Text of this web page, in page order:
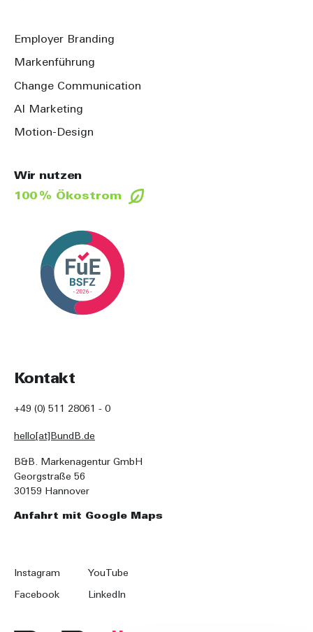
Kontakt
+49 (0) 511 28061 - 0
hello[at]BundB.de
B&B. Markenagentur GmbH
Georgstraße 56
30159 Hannover
Anfahrt mit Google Maps
Wir nutzen
100 % Ökostrom
Employer Branding
Markenführung
Change Communication
AI Marketing
Motion-Design
Instagram YouTube
Facebook LinkedIn